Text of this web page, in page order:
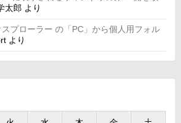
太郎 より
プローラー の「PC」から個人用フォル
より